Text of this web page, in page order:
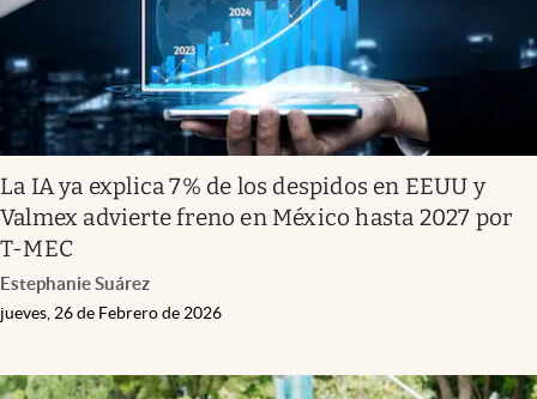
La IA ya explica 7% de los despidos en EEUU y
Valmex advierte freno en México hasta 2027 por
T-MEC
Estephanie Suárez
jueves, 26 de Febrero de 2026